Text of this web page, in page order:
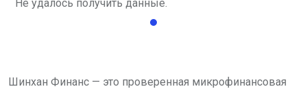
Не удалось получить данные.
Шинхан Финанс — это проверенная микрофинансовая